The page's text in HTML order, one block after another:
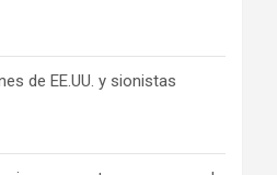
de EE.UU. y sionistas